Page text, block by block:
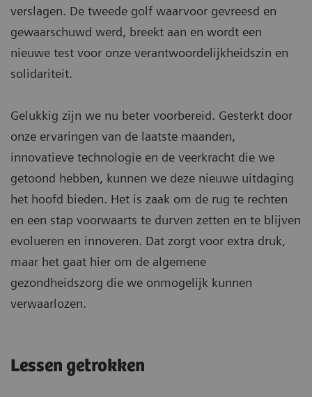
verslagen. De tweede golf waarvoor gevreesd en
gewaarschuwd werd, breekt aan en wordt een
nieuwe test voor onze verantwoordelijkheidszin en
solidariteit.
Gelukkig zijn we nu beter voorbereid. Gesterkt door
onze ervaringen van de laatste maanden,
innovatieve technologie en de veerkracht die we
getoond hebben, kunnen we deze nieuwe uitdaging
het hoofd bieden. Het is zaak om de rug te rechten
en een stap voorwaarts te durven zetten en te blijven
evolueren en innoveren. Dat zorgt voor extra druk,
maar het gaat hier om de algemene
gezondheidszorg die we onmogelijk kunnen
verwaarlozen.
Lessen getrokken